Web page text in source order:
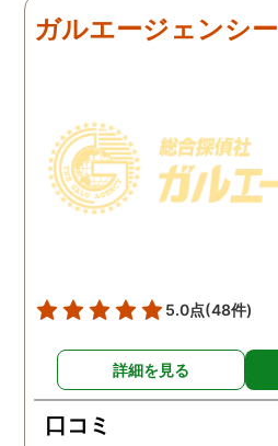
の証拠を集めてもらうこと
にしました。夫は私への関
とはしょっちゅうです。次
の休みも休日出勤と称して
家を空けているので、この
日に証拠集めをお願いしま
と会い、そのまま夜まで過
間もラブホテルの利用もし
たようで、たった一日で不
倫の証拠を揃えることがで
きました。
ガルエージェンシー
5.0点(48件)
詳細を見る
口コミ